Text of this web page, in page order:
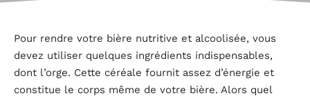
Pour rendre votre bière nutritive et alcoolisée, vous
devez utiliser quelques ingrédients indispensables,
dont l’orge. Cette céréale fournit assez d’énergie et
constitue le corps même de votre bière. Alors quel